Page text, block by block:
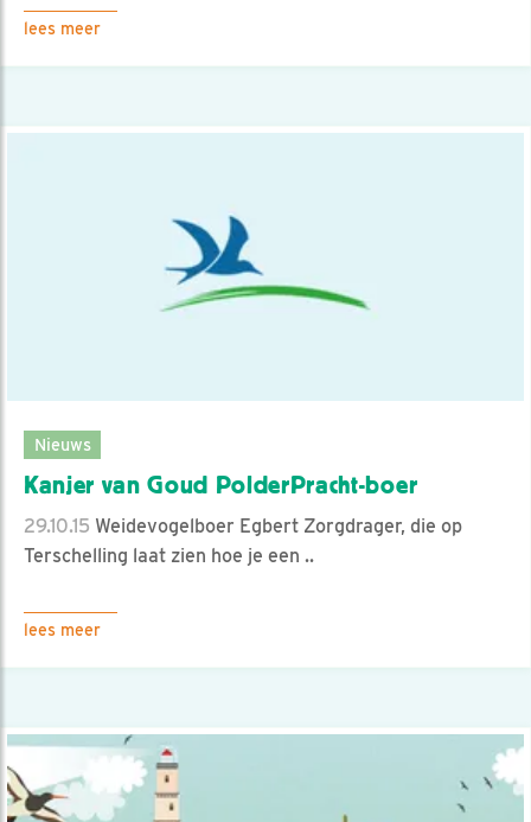
lees meer
Nieuws
Kanjer van Goud PolderPracht-boer
29.10.15 Weidevogelboer Egbert Zorgdrager, die op
Terschelling laat zien hoe je een ..
lees meer